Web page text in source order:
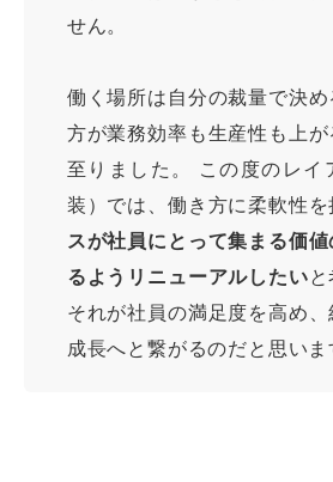
せん。
働く場所は自分の裁量で決
方が業務効率も生産性も上
至りました。 この度のレイ
装）では、働き方に柔軟性を
スが社員にとって集まる価
るようリニューアルしたい
それが社員の満足度を高め
成長へと繋がるのだと思いま